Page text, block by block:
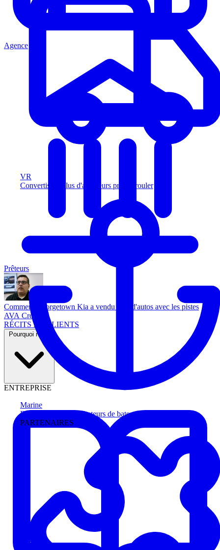
VR
Convertissez plus d'acheteurs prêts à rouler
Marine
Faites avancer les acheteurs de bateau
PARTENAIRES
Agence
Prêteurs
Comment Georgetown Kia a vendu plus d'autos avec les pistes
AVA Credit
RÉCITS DE CLIENTS
Pourquoi nous
ENTREPRISE